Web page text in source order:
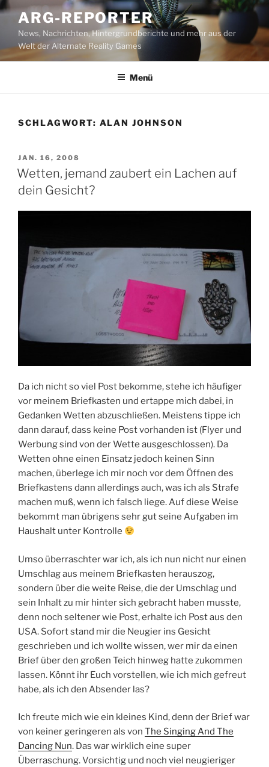
Zum
Inhalt
springen
ARG-REPORTER
News, Nachrichten, Hintergrundberichte und mehr aus der
Welt der Alternate Reality Games
Menü
SCHLAGWORT: ALAN JOHNSON
VERÖFFENTLICHT
AM
JAN. 16, 2008
Wetten, jemand zaubert ein Lachen auf
dein Gesicht?
Da ich nicht so viel Post bekomme, stehe ich häufiger
vor meinem Briefkasten und ertappe mich dabei, in
Gedanken Wetten abzuschließen. Meistens tippe ich
dann darauf, dass keine Post vorhanden ist (Flyer und
Werbung sind von der Wette ausgeschlossen). Da
Wetten ohne einen Einsatz jedoch keinen Sinn
machen, überlege ich mir noch vor dem Öffnen des
Briefkastens dann allerdings auch, was ich als Strafe
machen muß, wenn ich falsch liege. Auf diese Weise
bekommt man übrigens sehr gut seine Aufgaben im
Haushalt unter Kontrolle
Umso überraschter war ich, als ich nun nicht nur einen
Umschlag aus meinem Briefkasten herauszog,
sondern über die weite Reise, die der Umschlag und
sein Inhalt zu mir hinter sich gebracht haben musste,
denn noch seltener wie Post, erhalte ich Post aus den
USA. Sofort stand mir die Neugier ins Gesicht
geschrieben und ich wollte wissen, wer mir da einen
Brief über den großen Teich hinweg hatte zukommen
lassen. Könnt ihr Euch vorstellen, wie ich mich gefreut
habe, als ich den Absender las?
Ich freute mich wie ein kleines Kind, denn der Brief war
von keiner geringeren als von The Singing And The
Dancing Nun. Das war wirklich eine super
Überraschung. Vorsichtig und noch viel neugieriger